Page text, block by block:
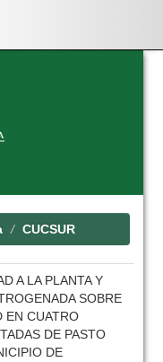
CUCSUR
A LA PLANTA Y
SOBRE
EN CUATRO
DE PASTO
DE